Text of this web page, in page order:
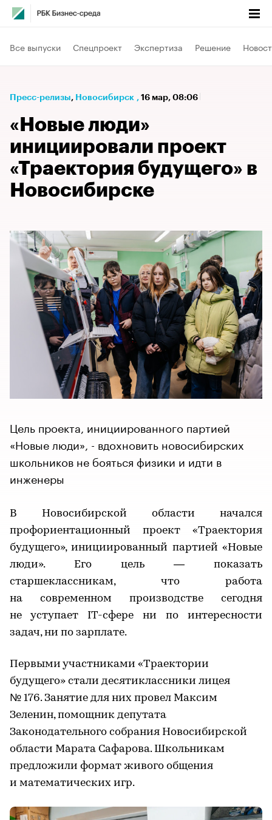
Все выпуски Спецпроект Экспертиза Решение
Пресс-релизы⁠, Новосибирск , 16 мар, 08:06
«Новые люди»
инициировали проект
«Траектория будущего» в
Новосибирске
Цель проекта, инициированного партией
«Новые люди», - вдохновить новосибирских
школьников не бояться физики и идти в
инженеры
В Новосибирской области начался
профориентационный проект «Траектория
будущего», инициированный партией «Новые
люди». Его цель — показать
старшеклассникам, что работа
на современном производстве сегодня
не уступает IT-сфере ни по интересности
задач, ни по зарплате.
Первыми участниками «Траектории
будущего» стали десятиклассники лицея
№ 176. Занятие для них провел Максим
Зеленин, помощник депутата
Законодательного собрания Новосибирской
области Марата Сафарова. Школьникам
предложили формат живого общения
и математических игр.